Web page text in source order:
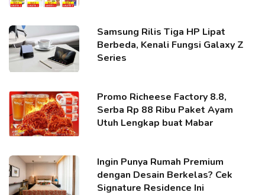
Samsung Rilis Tiga HP Lipat
Berbeda, Kenali Fungsi Galaxy Z
Series
Promo Richeese Factory 8.8,
Serba Rp 88 Ribu Paket Ayam
Utuh Lengkap buat Mabar
Ingin Punya Rumah Premium
dengan Desain Berkelas? Cek
Signature Residence Ini